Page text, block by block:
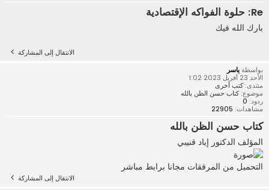
Re: حلوة الفواكه الإقتصادية
بارك الله فيك
الانتقال إلى المشاركة
بواسطةياسر
الأحد 23 أفريل 2023 1:02
منتدى:كتب أخرى
موضوع:كتاب حسن الظن بالله
ردود: 0
مشاهدات: 22905
كتاب حسن الظن بالله
المؤلف الدكتور إياد قنيبي
التحميل من المرفقات مجانا برابط مباشر
الانتقال إلى المشاركة